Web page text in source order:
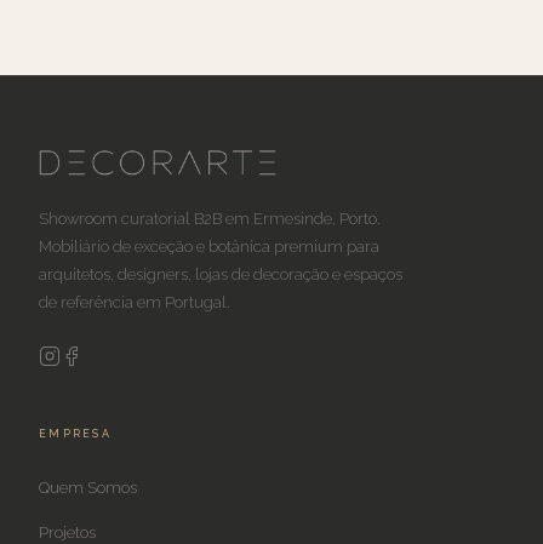
Showroom curatorial B2B em Ermesinde, Porto.
Mobiliário de exceção e botânica premium para
arquitetos, designers, lojas de decoração e espaços
de referência em Portugal.
EMPRESA
Quem Somos
Projetos